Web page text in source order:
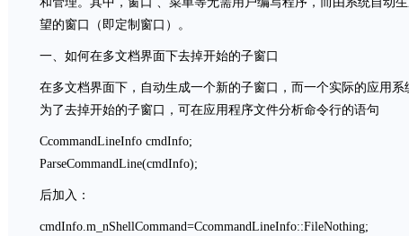
望的窗口（即定制窗口）。
一、如何在多文档界面下去掉开始的子窗口
在多文档界面下，自动生成一个新的子窗口，而一个实际的应用系
为了去掉开始的子窗口，可在应用程序文件分析命令行的语句
CcommandLineInfo cmdInfo;
ParseCommandLine(cmdInfo);
后加入：
cmdInfo.m_nShellCommand=CcommandLineInfo::FileNothing;